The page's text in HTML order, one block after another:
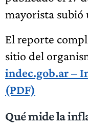
mayorista subió
El reporte
sitio del
indec.gob.ar –
(PDF)
Qué mide la